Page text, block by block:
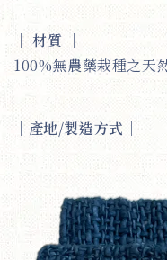
｜ 材質 ｜
100%無農藥栽種之天
｜ 產地/製造方式 ｜